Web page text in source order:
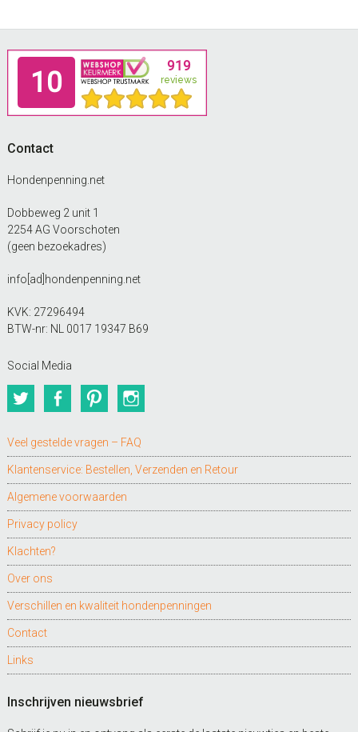
Footer
Contact
Hondenpenning.net
Dobbeweg 2 unit 1
2254 AG Voorschoten
(geen bezoekadres)
info[ad]hondenpenning.net
KVK: 27296494
BTW-nr: NL 0017 19347 B69
Social Media
TwitterFacebookPinterest
Veel gestelde vragen – FAQ
Klantenservice: Bestellen, Verzenden en Retour
Algemene voorwaarden
Privacy policy
Klachten?
Over ons
Verschillen en kwaliteit hondenpenningen
Contact
Links
Inschrijven nieuwsbrief